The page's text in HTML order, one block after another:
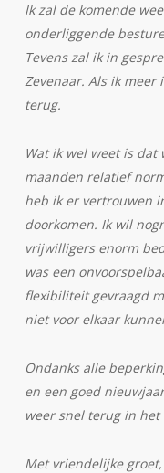
Ik zal de komende
onderliggende
Tevens zal ik in
Zevenaar. Als ik
terug.
Wat ik wel weet is dat
maanden relatief
heb ik er vertrouwen
doorkomen. Ik wil
vrijwilligers enorm
was een
flexibiliteit gevraagd
niet voor elkaar
Ondanks alle
en een goed
weer snel terug in het
Met vriendelijke groet,